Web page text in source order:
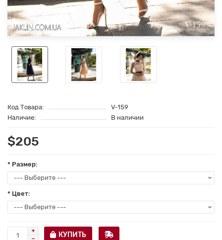
Код Товара:
V-159
Наличие:
В наличии
$205
* Размер:
* Цвет:
КУПИТЬ